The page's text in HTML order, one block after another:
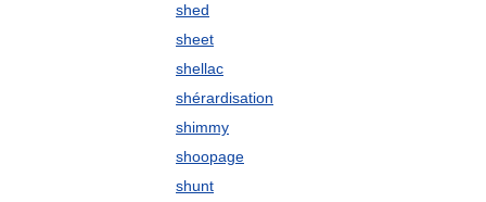
shed
sheet
shellac
shérardisation
shimmy
shoopage
shunt